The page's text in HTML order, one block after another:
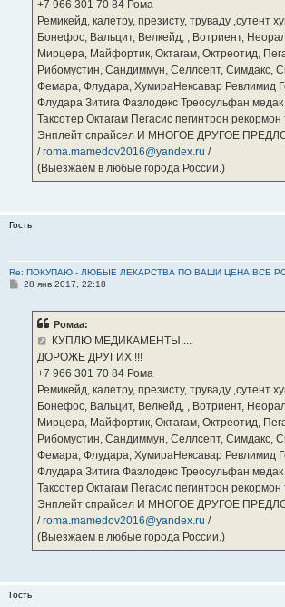
‪+7 966 301 70 84‬ Рома
Ремикейд, калетру, презисту, труваду
Бонефос, Вальцит, Велкейд, , Вотриент,
Мирцера, Майфортик, Октагам, Октреотид,
Рибомустин, Сандиммун, Селлсепт, Симдакс,
Фемара, Флудара, ХумираНексавар Ревлимид
Флудара Зитига Фазлодекс Треосульфан
Таксотер Октагам Пегасис пегинтрон
Энплейт спрайсел И МНОГОЕ ДРУГОЕ
/roma.mamedov2016@yandex.ru /
(Выезжаем в любые города России.)
Гость
Re: ПОКУПАЮ - ЛЮБЫЕ ЛЕКАРСТВА ПО ВАШИ ЦЕНА ВСЕ
С28 янв 2017, 22:18
Ромаа:
КУПЛЮ МЕДИКАМЕНТЫ....
ДОРОЖЕ ДРУГИХ !!!
‪+7 966 301 70 84‬ Рома
Ремикейд, калетру, презисту, труваду
Бонефос, Вальцит, Велкейд, , Вотриент,
Мирцера, Майфортик, Октагам, Октреотид,
Рибомустин, Сандиммун, Селлсепт, Симдакс,
Фемара, Флудара, ХумираНексавар Ревлимид
Флудара Зитига Фазлодекс Треосульфан
Таксотер Октагам Пегасис пегинтрон
Энплейт спрайсел И МНОГОЕ ДРУГОЕ
/roma.mamedov2016@yandex.ru /
(Выезжаем в любые города России.)
Гость